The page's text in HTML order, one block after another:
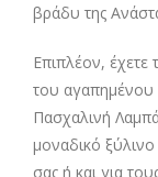
βράδυ της
Επιπλέον, έχετε
του αγαπημένου
Πασχαλινή
μοναδικό
σας ή και για